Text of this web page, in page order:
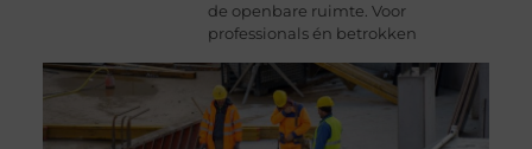
de openbare ruimte. Voor
professionals én betrokken